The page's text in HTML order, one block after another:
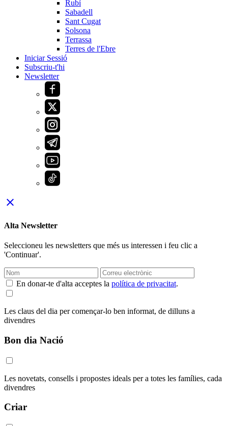
Rubí
Sabadell
Sant Cugat
Solsona
Terrassa
Terres de l'Ebre
Iniciar Sessió
Subscriu-t'hi
Newsletter
close
Alta Newsletter
Seleccioneu les newsletters que més us interessen i feu clic a
'Continuar'.
En donar-te d'alta acceptes la política de privacitat.
Les claus del dia per començar-lo ben informat, de dilluns a
divendres
Bon dia Nació
Les novetats, consells i propostes ideals per a totes les famílies, cada
divendres
Criar